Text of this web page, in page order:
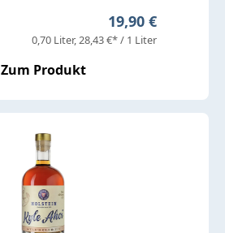
Regulärer Preis:
19,90 €
0,70 Liter 28,43 €* / 1 Liter
Zum Produkt